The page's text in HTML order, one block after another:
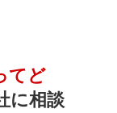
てど
に相談